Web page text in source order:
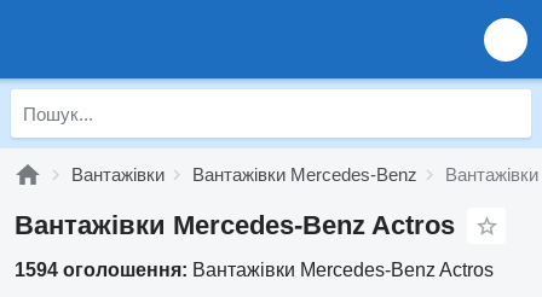
Вантажівки Вантажівки Mercedes-Benz
Вантажівки Mercedes-Benz Actros
1594 оголошення: Вантажівки Mercedes-Benz Actros